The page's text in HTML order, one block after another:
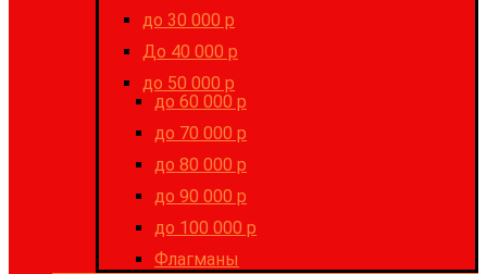
до 30 000 р
До 40 000 р
до 50 000 р
до 60 000 р
до 70 000 р
до 80 000 р
до 90 000 р
до 100 000 р
Флагманы